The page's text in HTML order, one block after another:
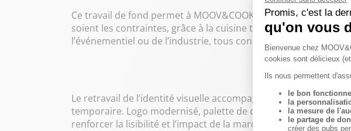
Ce travail de fond permet à MOOV&COOK d’exprimer plus
soient les contraintes, grâce à la cuisine temporaire. La
l’événementiel ou de l’industrie, tous confrontés à des
Une
Le retravail de l’identité visuelle accompagne naturellement
temporaire. Logo modernisé, palette de couleurs plus
renforcer la lisibilité et l’impact de la marque.